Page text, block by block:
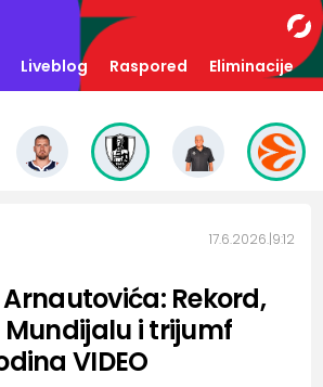
Liveblog Raspored Eliminacije
17.6.2026. 9:12
Rekord,
i trijumf
VIDEO